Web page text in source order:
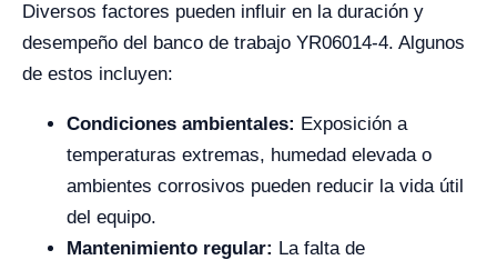
Diversos factores pueden influir en la duración y
desempeño del banco de trabajo YR06014-4. Algunos
de estos incluyen:
Condiciones ambientales: Exposición a
temperaturas extremas, humedad elevada o
ambientes corrosivos pueden reducir la vida útil
del equipo.
Mantenimiento regular: La falta de